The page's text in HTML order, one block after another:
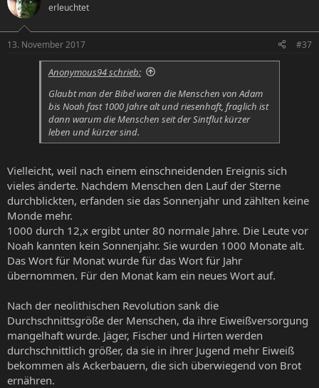
erleuchtet
13. November 2017 #37
Anonymous94 schrieb:
Glaubt man der Bibel waren die Menschen von Adam
bis Noah fast 1000 Jahre alt und riesenhaft, fraglich ist
dann warum die Menschen seit der Sintflut kürzer
leben und kürzer sind.
Vielleicht, weil nach einem einschneidenden Ereignis sich
vieles änderte. Nachdem Menschen den Lauf der Sterne
durchblickten, erfanden sie das Sonnenjahr und zählten keine
Monde mehr.
1000 durch 12,x ergibt unter 80 normale Jahre. Die Leute vor
Noah kannten kein Sonnenjahr. Sie wurden 1000 Monate alt.
Das Wort für Monat wurde für das Wort für Jahr
übernommen. Für den Monat kam ein neues Wort auf.
Nach der neolithischen Revolution sank die
Durchschnittsgröße der Menschen, da ihre Eiweißversorgung
mangelhaft wurde. Jäger, Fischer und Hirten werden
durchschnittlich größer, da sie in ihrer Jugend mehr Eiweiß
bekommen als Ackerbauern, die sich überwiegend von Brot
ernähren.